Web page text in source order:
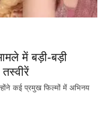
में बड़ी-बड़ी
कई प्रमुख फिल्मों में अभिनय